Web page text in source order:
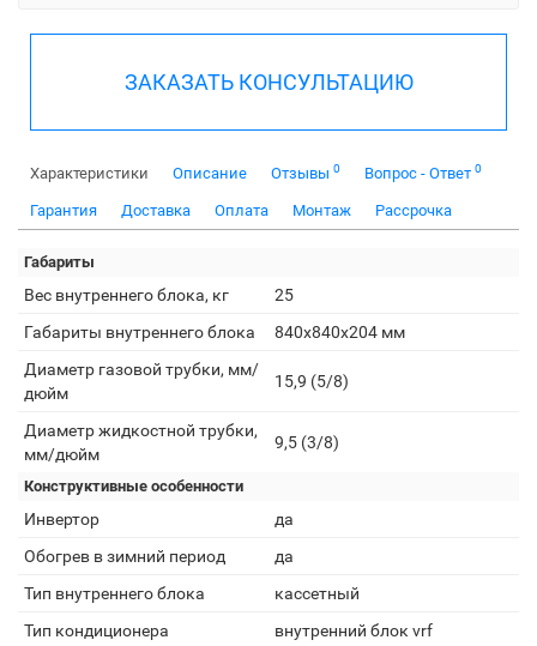
ЗАКАЗАТЬ КОНСУЛЬТАЦИЮ
Характеристики Описание Отзывы 0 Вопрос - Ответ 0
Гарантия Доставка Оплата Монтаж Рассрочка
Габариты
Вес внутреннего блока, кг
25
Габариты внутреннего блока
840x840x204 мм
Диаметр газовой трубки, мм/
дюйм
15,9 (5/8)
Диаметр жидкостной трубки,
мм/дюйм
9,5 (3/8)
Конструктивные особенности
Инвертор
да
Обогрев в зимний период
да
Тип внутреннего блока
кассетный
Тип кондиционера
внутренний блок vrf